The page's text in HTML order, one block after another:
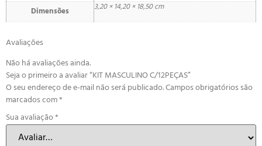
Dimensões 3,20 × 14,20 × 18,50 cm
Avaliações
Não há avaliações ainda.
Seja o primeiro a avaliar “KIT MASCULINO C/12PEÇAS”
O seu endereço de e-mail não será publicado.Campos obrigatórios são
marcados com*
Sua avaliação*